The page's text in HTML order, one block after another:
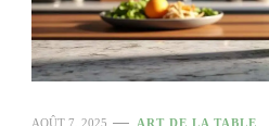
AOÛT 7, 2025 ART DE LA TABLE